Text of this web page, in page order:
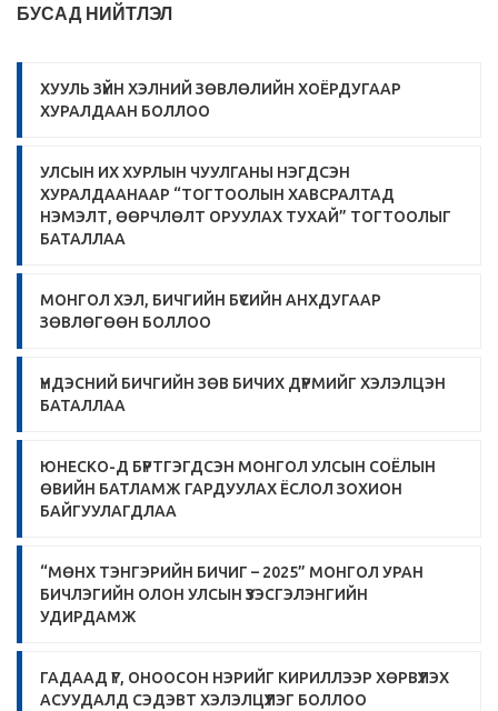
БУСАД НИЙТЛЭЛ
ХУУЛЬ ЗҮЙН ХЭЛНИЙ ЗӨВЛӨЛИЙН ХОЁРДУГААР
ХУРАЛДААН БОЛЛОО
УЛСЫН ИХ ХУРЛЫН ЧУУЛГАНЫ НЭГДСЭН
ХУРАЛДААНААР “ТОГТООЛЫН ХАВСРАЛТАД
НЭМЭЛТ, ӨӨРЧЛӨЛТ ОРУУЛАХ ТУХАЙ” ТОГТООЛЫГ
БАТАЛЛАА
МОНГОЛ ХЭЛ, БИЧГИЙН БҮСИЙН АНХДУГААР
ЗӨВЛӨГӨӨН БОЛЛОО
ҮНДЭСНИЙ БИЧГИЙН ЗӨВ БИЧИХ ДҮРМИЙГ ХЭЛЭЛЦЭН
БАТАЛЛАА
ЮНЕСКО-Д БҮРТГЭГДСЭН МОНГОЛ УЛСЫН СОЁЛЫН
ӨВИЙН БАТЛАМЖ ГАРДУУЛАХ ЁСЛОЛ ЗОХИОН
БАЙГУУЛАГДЛАА
“МӨНХ ТЭНГЭРИЙН БИЧИГ – 2025” МОНГОЛ УРАН
БИЧЛЭГИЙН ОЛОН УЛСЫН ҮЗЭСГЭЛЭНГИЙН
УДИРДАМЖ
ГАДААД ҮГ, ОНООСОН НЭРИЙГ КИРИЛЛЭЭР ХӨРВҮҮЛЭХ
АСУУДАЛД СЭДЭВТ ХЭЛЭЛЦҮҮЛЭГ БОЛЛОО